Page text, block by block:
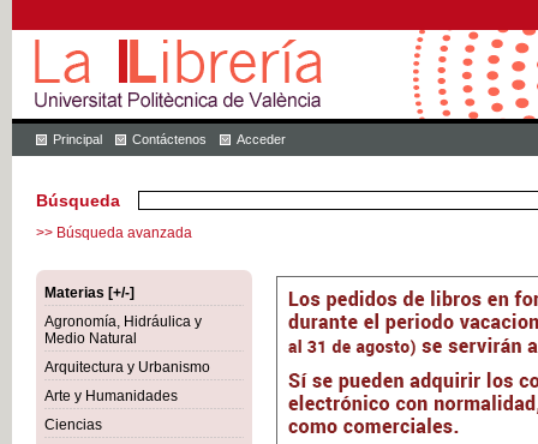
Principal Contáctenos Acceder
Búsqueda
>> Búsqueda avanzada
Materias [+/-]
Agronomía, Hidráulica y
Medio Natural
Arquitectura y Urbanismo
Arte y Humanidades
Ciencias